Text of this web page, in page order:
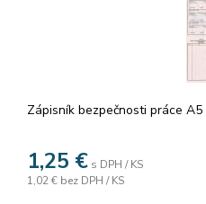
Zápisník bezpečnosti práce A5
1,25 € s DPH / KS
1,02 € bez DPH / KS